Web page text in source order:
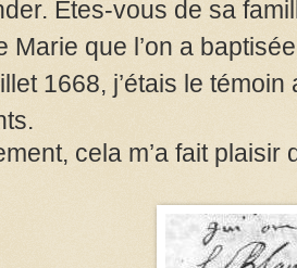
Êtes-vous de sa
Marie que l’on a
1668, j’étais le
cela m’a fait